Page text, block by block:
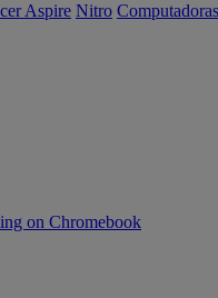
Aspire Nitro
on Chromebook